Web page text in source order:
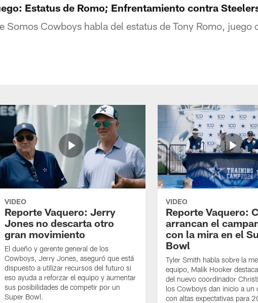
Estatus de Romo; Enfrentamiento contra
Somos Cowboys habla del estatus de Tony Romo, juego
VIDEO
Reporte Vaquero: Jerry
Jones no descarta otro
gran movimiento
El dueño y gerente general de los
Cowboys, Jerry Jones, aseguró que está
dispuesto a utilizar recursos del futuro si
eso ayuda a reforzar el equipo y aumentar
sus posibilidades de competir por un
Super Bowl.
VIDEO
Reporte Vaquero:
arrancan el
con la mira en el
Bowl
Tyler Smith habla sobre la
equipo, Malik Hooker
del nuevo coordinador
los Cowboys dan inicio a un
con altas expectativas para